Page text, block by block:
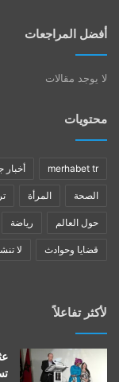
أفضل المراجعات
لا يوجد مقالات
محتويات
merhabet tr أخبار
الصحة المرأة
حول العالم رياضة
قضايا وحوادث لا
لأكثر تفاعلاً